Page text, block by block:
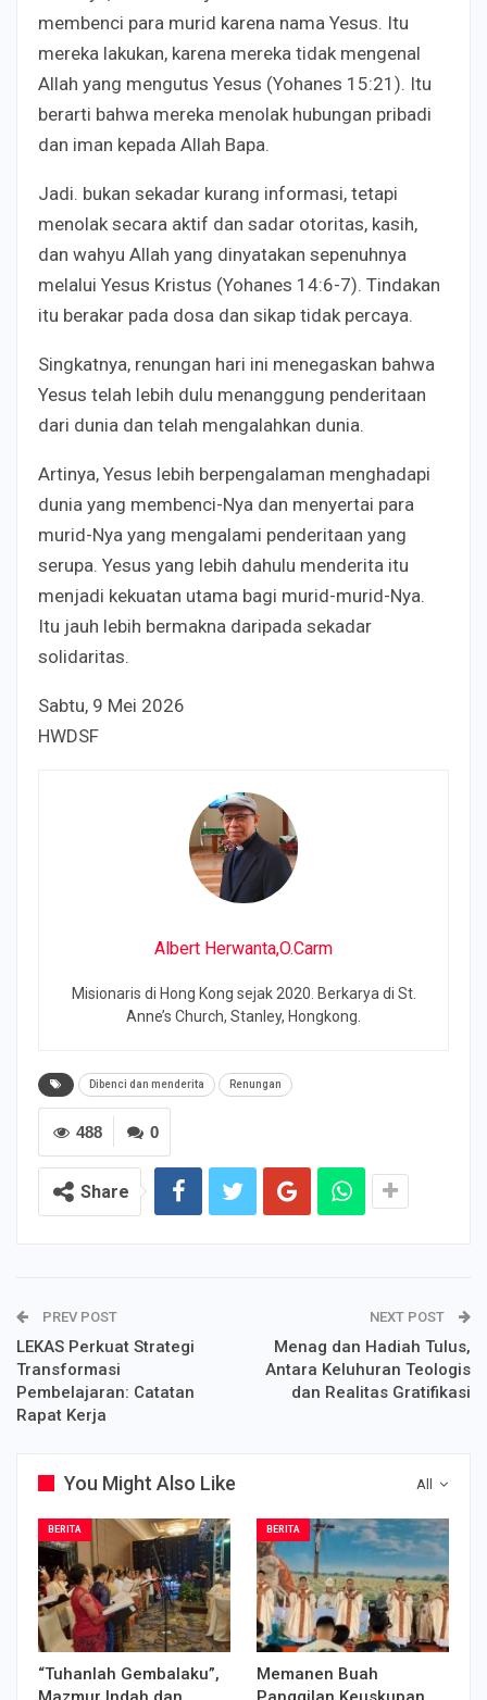
membenci para murid karena nama Yesus. Itu
mereka lakukan, karena mereka tidak mengenal
Allah yang mengutus Yesus (Yohanes 15:21). Itu
berarti bahwa mereka menolak hubungan pribadi
dan iman kepada Allah Bapa.
Jadi. bukan sekadar kurang informasi, tetapi
menolak secara aktif dan sadar otoritas, kasih,
dan wahyu Allah yang dinyatakan sepenuhnya
melalui Yesus Kristus (Yohanes 14:6-7). Tindakan
itu berakar pada dosa dan sikap tidak percaya.
Singkatnya, renungan hari ini menegaskan bahwa
Yesus telah lebih dulu menanggung penderitaan
dari dunia dan telah mengalahkan dunia.
Artinya, Yesus lebih berpengalaman menghadapi
dunia yang membenci-Nya dan menyertai para
murid-Nya yang mengalami penderitaan yang
serupa. Yesus yang lebih dahulu menderita itu
menjadi kekuatan utama bagi murid-murid-Nya.
Itu jauh lebih bermakna daripada sekadar
solidaritas.
Sabtu, 9 Mei 2026
HWDSF
Albert Herwanta,O.Carm
Misionaris di Hong Kong sejak 2020. Berkarya di St.
Anne’s Church, Stanley, Hongkong.
Dibenci dan menderita Renungan
0
488
Share
PREV POST
LEKAS Perkuat Strategi
Transformasi
Pembelajaran: Catatan
Rapat Kerja
NEXT POST
Menag dan Hadiah Tulus,
Antara Keluhuran Teologis
dan Realitas Gratifikasi
All
You Might Also Like
BERITA
“Tuhanlah Gembalaku”,
BERITA
Memanen Buah